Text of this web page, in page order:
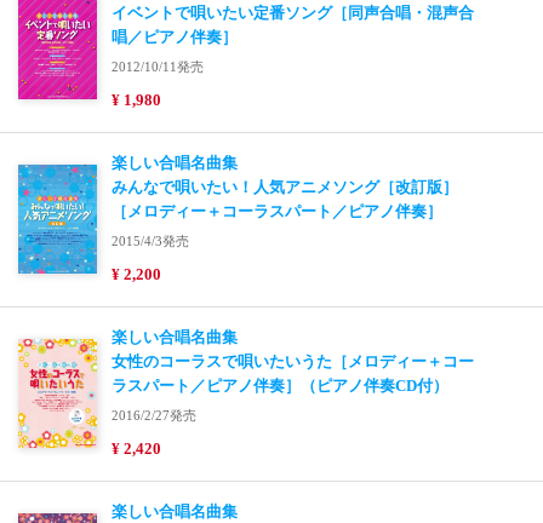
イベントで唄いたい定番ソング［同声合唱・混声合
唱／ピアノ伴奏］
2012/10/11発売
¥ 1,980
楽しい合唱名曲集
みんなで唄いたい！人気アニメソング［改訂版］
［メロディー＋コーラスパート／ピアノ伴奏］
2015/4/3発売
¥ 2,200
楽しい合唱名曲集
女性のコーラスで唄いたいうた［メロディー＋コー
ラスパート／ピアノ伴奏］（ピアノ伴奏CD付）
2016/2/27発売
¥ 2,420
楽しい合唱名曲集